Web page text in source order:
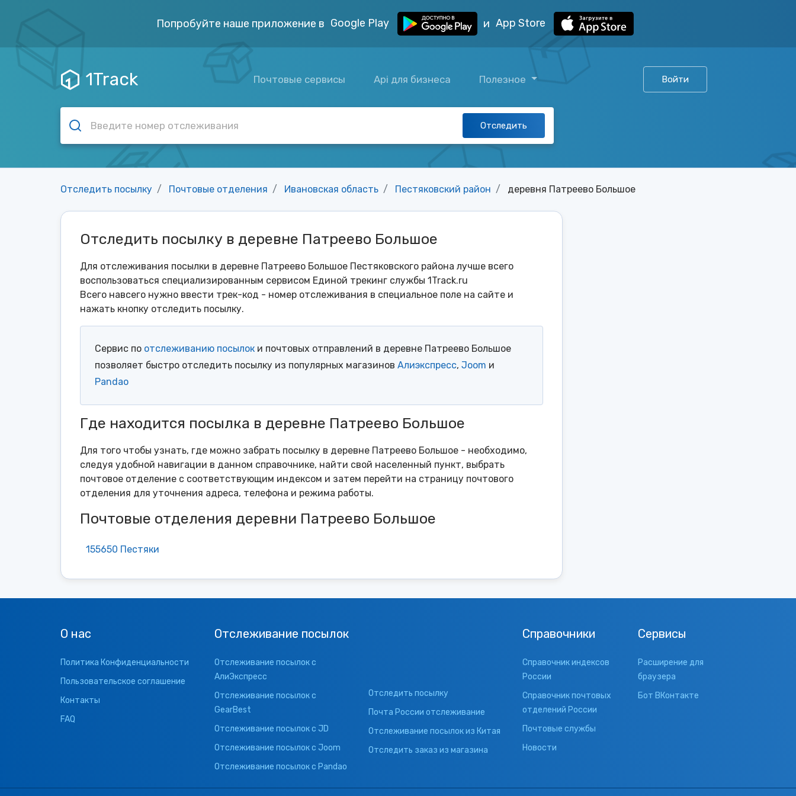
Попробуйте наше приложение в Google Play и App Store
1Track Почтовые сервисы Api для бизнеса Полезное Войти
Отследить
Отследить посылку Почтовые отделения Ивановская область Пестяковский район деревня Патреево Большое
Отследить посылку в деревне Патреево Большое
Для отслеживания посылки в деревне Патреево Большое Пестяковского района лучше всего
воспользоваться специализированным сервисом Единой трекинг службы 1Track.ru
Всего навсего нужно ввести трек-код - номер отслеживания в специальное поле на сайте и
нажать кнопку отследить посылку.
Сервис по отслеживанию посылок и почтовых отправлений в деревне Патреево Большое
позволяет быстро отследить посылку из популярных магазинов Алиэкспресс, Joom и
Pandao
Где находится посылка в деревне Патреево Большое
Для того чтобы узнать, где можно забрать посылку в деревне Патреево Большое - необходимо,
следуя удобной навигации в данном справочнике, найти свой населенный пункт, выбрать
почтовое отделение с соответствующим индексом и затем перейти на страницу почтового
отделения для уточнения адреса, телефона и режима работы.
Почтовые отделения деревни Патреево Большое
155650 Пестяки
О нас
Политика Конфиденциальности
Пользовательское соглашение
Контакты
FAQ
Отслеживание посылок
Отслеживание посылок с
АлиЭкспресс
Отслеживание посылок с
GearBest
Отслеживание посылок с JD
Отслеживание посылок с Joom
Отслеживание посылок с Pandao
Отследить посылку
Почта России отслеживание
Отслеживание посылок из Китая
Отследить заказ из магазина
Справочники
Справочник индексов
России
Справочник почтовых
отделений России
Почтовые службы
Новости
Сервисы
Расширение для
браузера
Бот ВКонтакте